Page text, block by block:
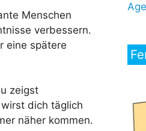
Menschen
verbessern.
eine spätere
zeigst
dich täglich
näher kommen.